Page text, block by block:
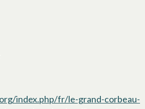
index.php/fr/le-grand-corbeau-